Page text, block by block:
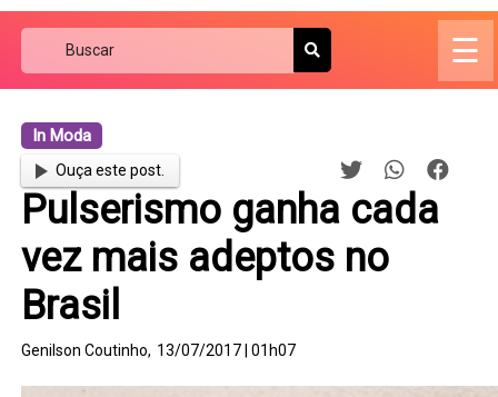
☰
In Moda
Ouça este post.
Pulserismo ganha cada
vez mais adeptos no
Brasil
Genilson Coutinho, 13/07/2017 | 01h07